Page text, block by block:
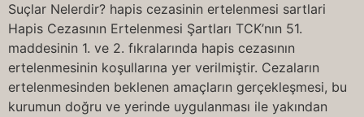
Suçlar Nelerdir? hapis cezasinin ertelenmesi sartlari
Hapis Cezasının Ertelenmesi Şartları TCK’nın 51.
maddesinin 1. ve 2. fıkralarında hapis cezasının
ertelenmesinin koşullarına yer verilmiştir. Cezaların
ertelenmesinden beklenen amaçların gerçekleşmesi, bu
kurumun doğru ve yerinde uygulanması ile yakından